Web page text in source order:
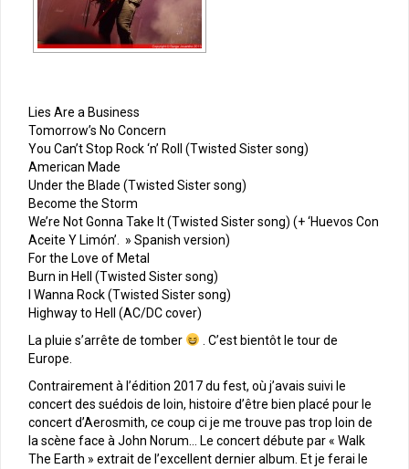
Lies Are a Business
Tomorrow’s No Concern
You Can’t Stop Rock ‘n’ Roll (Twisted Sister song)
American Made
Under the Blade (Twisted Sister song)
Become the Storm
We’re Not Gonna Take It (Twisted Sister song) (+ ‘Huevos Con
Aceite Y Limón’. » Spanish version)
For the Love of Metal
Burn in Hell (Twisted Sister song)
I Wanna Rock (Twisted Sister song)
Highway to Hell (AC/DC cover)
La pluie s’arrête de tomber
. C’est bientôt le tour de
Europe.
Contrairement à l’édition 2017 du fest, où j’avais suivi le
concert des suédois de loin, histoire d’être bien placé pour le
concert d’Aerosmith, ce coup ci je me trouve pas trop loin de
la scène face à John Norum… Le concert débute par « Walk
The Earth » extrait de l’excellent dernier album. Et je ferai le